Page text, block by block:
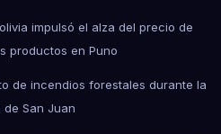
impulsó el alza del precio de
productos en Puno
de incendios forestales durante la
de San Juan